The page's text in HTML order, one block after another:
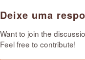
Deixe uma
Want to join the
Feel free to contribute!